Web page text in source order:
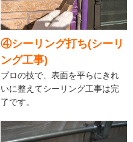
④シーリング打ち(シーリ
ング工事)
プロの技で、表面を平らにきれ
いに整えてシーリング工事は完
了です。